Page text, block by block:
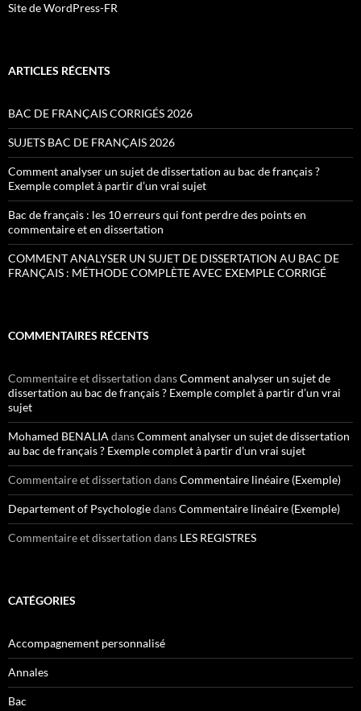
Site de WordPress-FR
ARTICLES RÉCENTS
BAC DE FRANÇAIS CORRIGÉS 2026
SUJETS BAC DE FRANÇAIS 2026
Comment analyser un sujet de dissertation au bac de français ?
Exemple complet à partir d’un vrai sujet
Bac de français : les 10 erreurs qui font perdre des points en
commentaire et en dissertation
COMMENT ANALYSER UN SUJET DE DISSERTATION AU BAC DE
FRANÇAIS : MÉTHODE COMPLÈTE AVEC EXEMPLE CORRIGÉ
COMMENTAIRES RÉCENTS
Commentaire et dissertation dansComment analyser un sujet de
dissertation au bac de français ? Exemple complet à partir d’un vrai
sujet
Mohamed BENALIA dansComment analyser un sujet de dissertation
au bac de français ? Exemple complet à partir d’un vrai sujet
Commentaire et dissertation dansCommentaire linéaire (Exemple)
Departement of PsychologiedansCommentaire linéaire (Exemple)
Commentaire et dissertation dans LES REGISTRES
CATÉGORIES
Accompagnement personnalisé
Annales
Bac